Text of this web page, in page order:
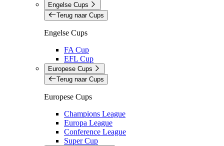
Engelse Cups
Terug naar Cups
Engelse Cups
FA Cup
EFL Cup
Europese Cups
Terug naar Cups
Europese Cups
Champions League
Europa League
Conference League
Super Cup